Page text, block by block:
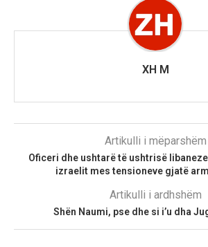
XH M
Artikulli i mëparshëm
Oficeri dhe ushtarë të ushtrisë
izraelit mes tensioneve gjatë
Artikulli i ardhshëm
Shën Naumi, pse dhe si i’u dha